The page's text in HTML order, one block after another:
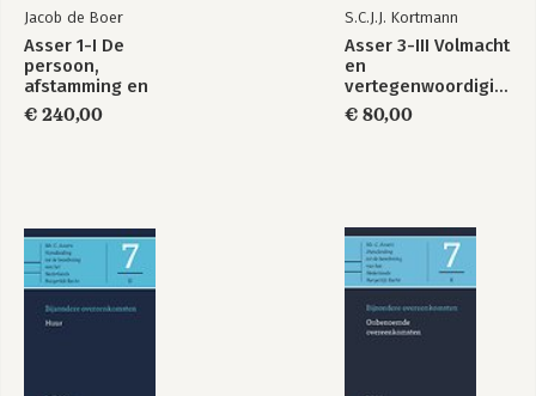
Handbook in Data
Science and Law
Jacob de Boer
Asser 1-I De
persoon,
afstamming en
adoptie, gezag en
omgang,
€ 240,00
S.C.J.J. Kortmann
Asser 3-III Volmacht
en
vertegenwoordiging
€ 80,00